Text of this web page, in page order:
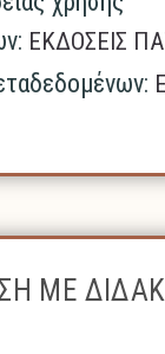
ΕΚΔΟΣΕΙΣ
ΜΕ